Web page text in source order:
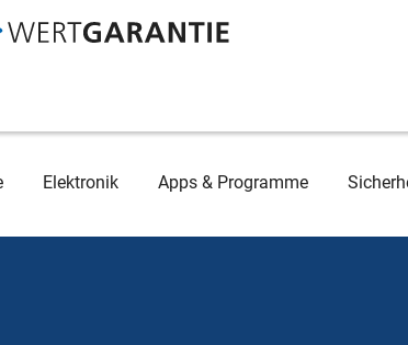
Elektronik Apps & Programme